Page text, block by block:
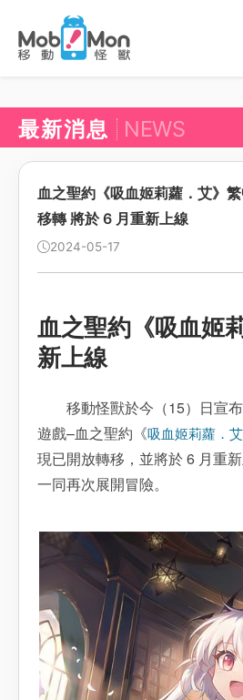
最新消息 NEWS
血之聖約《吸血姬莉蘿．艾》
移轉 將於 6 月重新上線
2024-05-17
血之聖約《吸血姬
新上線
移動怪獸於今（15）日宣布
遊戲–血之聖約《吸血姬莉蘿．艾
現已開放轉移，並將於 6 月重
一同再次展開冒險。